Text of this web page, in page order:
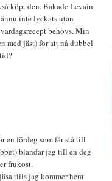
köpt den. Bakade Levain
inte lyckats utan
behövs. Min
med jäst) för att nå dubbel
en fördeg som får stå till
blandar jag till en deg
frukost.
tills jag kommer hem